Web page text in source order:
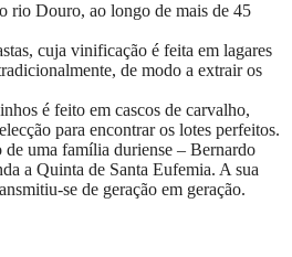
rio Douro, ao longo de mais de 45
cuja vinificação é feita em lagares
de modo a extrair os
é feito em cascos de carvalho,
para encontrar os lotes perfeitos.
uma família duriense – Bernardo
a Quinta de Santa Eufemia. A sua
se de geração em geração.